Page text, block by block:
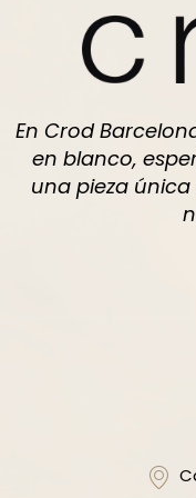
En Crod
en blanco,
una pieza